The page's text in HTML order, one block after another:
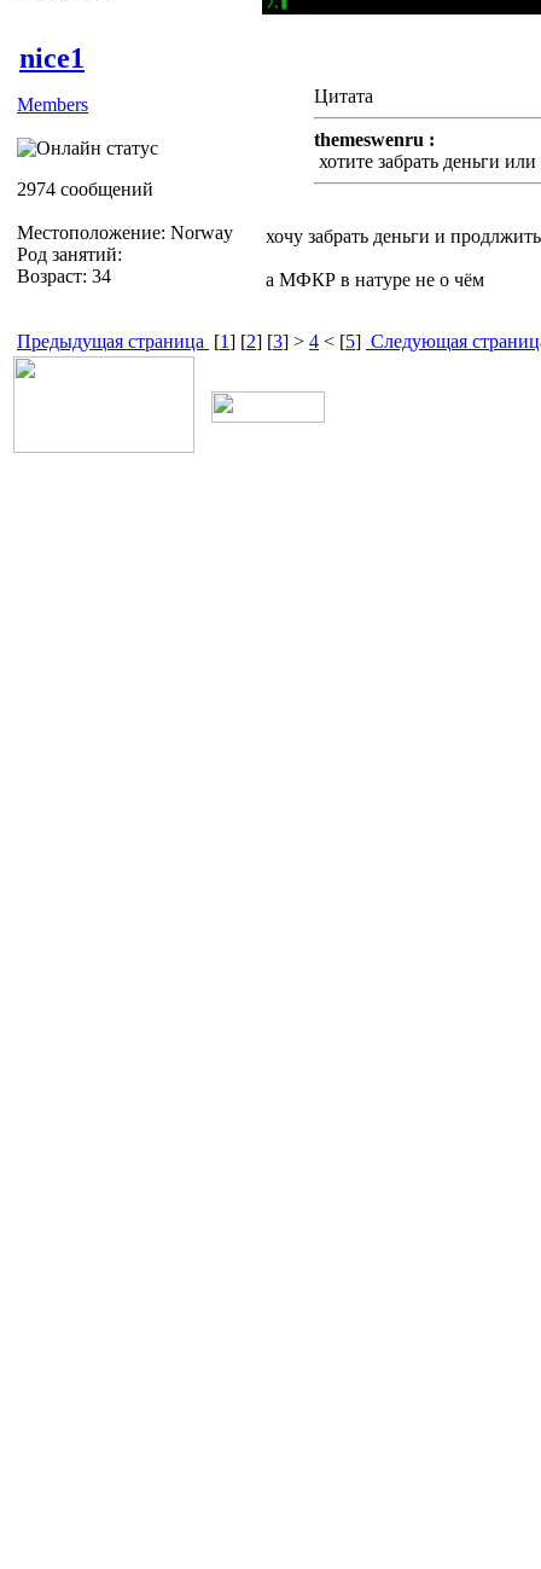
nice1
Members
2974 сообщений
Местоположение: Norway
Род занятий:
Возраст: 34
Цитата
themeswenru :
хотите забрать деньги
хочу забрать деньги и
а МФКР в натуре не о чём
Предыдущая страница [1] [2] [3] > 4 < [5] Следующая